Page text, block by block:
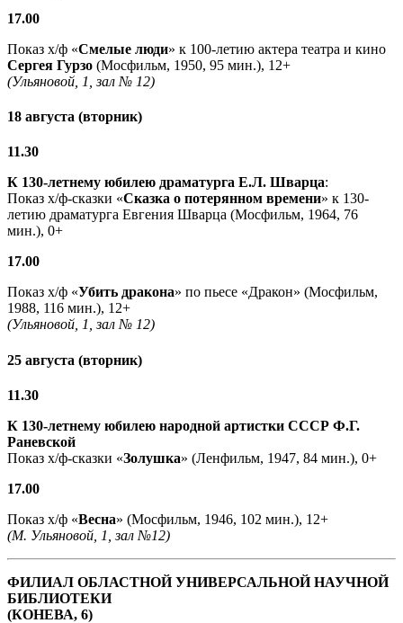
17.00
Показ х/ф «Смелые люди» к 100-летию актера театра и кино
Сергея Гурзо (Мосфильм, 1950, 95 мин.), 12+
(Ульяновой, 1, зал № 12)
18 августа (вторник)
11.30
К 130-летнему юбилею драматурга Е.Л. Шварца:
Показ х/ф-сказки «Сказка о потерянном времени» к 130-
летию драматурга Евгения Шварца (Мосфильм, 1964, 76
мин.), 0+
17.00
Показ х/ф «Убить дракона» по пьесе «Дракон» (Мосфильм,
1988, 116 мин.), 12+
(Ульяновой, 1, зал № 12)
25 августа (вторник)
11.30
К 130-летнему юбилею народной артистки СССР Ф.Г.
Раневской
Показ х/ф-сказки «Золушка» (Ленфильм, 1947, 84 мин.), 0+
17.00
Показ х/ф «Весна» (Мосфильм, 1946, 102 мин.), 12+
(М. Ульяновой, 1, зал №12)
ФИЛИАЛ ОБЛАСТНОЙ УНИВЕРСАЛЬНОЙ НАУЧНОЙ
БИБЛИОТЕКИ
(КОНЕВА, 6)